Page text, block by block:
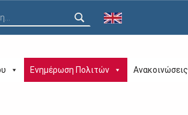
Ενημέρωση Πολιτών Ανακοινώσεις